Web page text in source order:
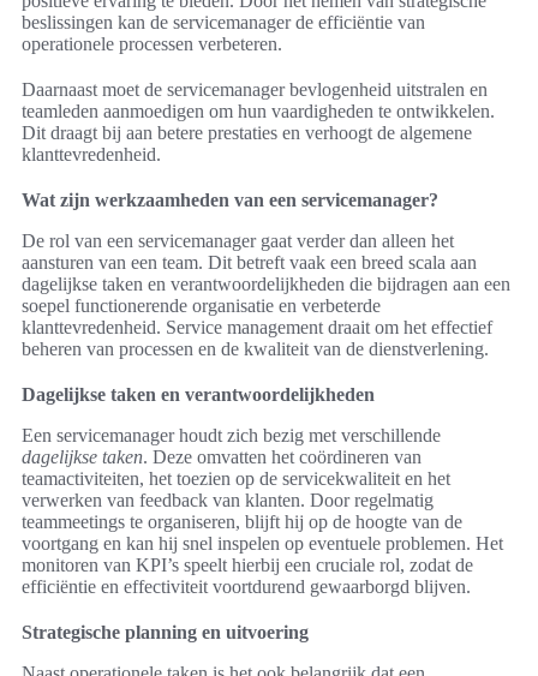
beslissingen kan de servicemanager de efficiëntie van
operationele processen verbeteren.
Daarnaast moet de servicemanager bevlogenheid uitstralen en
teamleden aanmoedigen om hun vaardigheden te ontwikkelen.
Dit draagt bij aan betere prestaties en verhoogt de algemene
klanttevredenheid.
Wat zijn werkzaamheden van een servicemanager?
De rol van een servicemanager gaat verder dan alleen het
aansturen van een team. Dit betreft vaak een breed scala aan
dagelijkse taken en verantwoordelijkheden die bijdragen aan een
soepel functionerende organisatie en verbeterde
klanttevredenheid. Service management draait om het effectief
beheren van processen en de kwaliteit van de dienstverlening.
Dagelijkse taken en verantwoordelijkheden
Een servicemanager houdt zich bezig met verschillende
dagelijkse taken. Deze omvatten het coördineren van
teamactiviteiten, het toezien op de servicekwaliteit en het
verwerken van feedback van klanten. Door regelmatig
teammeetings te organiseren, blijft hij op de hoogte van de
voortgang en kan hij snel inspelen op eventuele problemen. Het
monitoren van KPI’s speelt hierbij een cruciale rol, zodat de
efficiëntie en effectiviteit voortdurend gewaarborgd blijven.
Strategische planning en uitvoering